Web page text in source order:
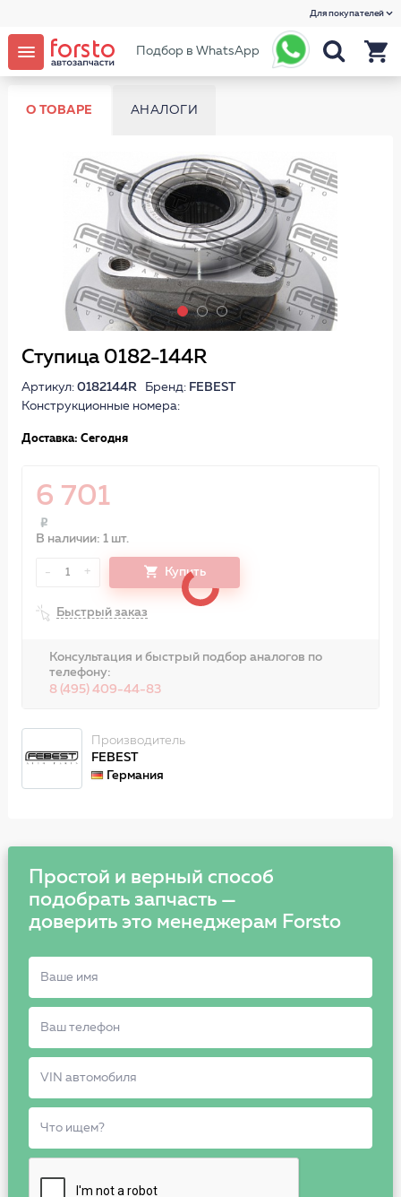
Для покупателей
Подбор в WhatsApp
О ТОВАРЕ АНАЛОГИ
Ступица 0182-144R
Артикул: 0182144RБренд: FEBEST
Конструкционные номера:
Доставка: Сегодня
6 701
В наличии: 1 шт.
- 1 + Купить
Быстрый заказ
Консультация и быстрый подбор аналогов по
телефону:
8 (495) 409-44-83
Производитель
FEBEST
Германия
Простой и верный способ
подобрать запчасть —
доверить это менеджерам Forsto